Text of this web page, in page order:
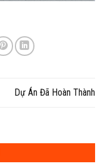
Dự Án Đã Hoàn Thành